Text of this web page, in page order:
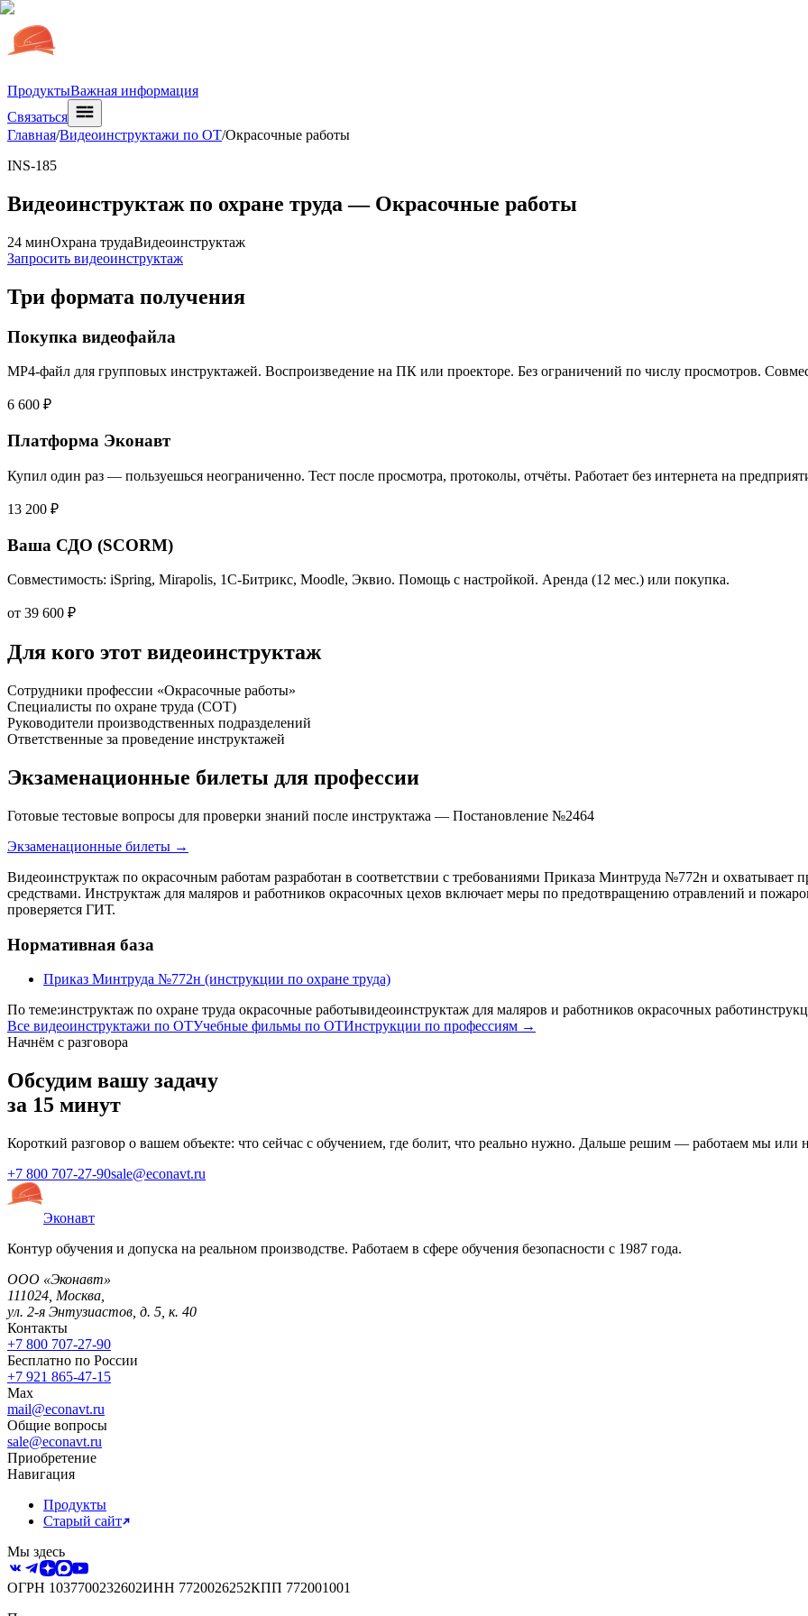
ПродуктыВажная информация
Связаться
Главная/Видеоинструктажи по ОТ/Окрасочные работы
INS-185
Видеоинструктаж по охране труда — Окрасочные работы
24 минОхрана трудаВидеоинструктаж
Запросить видеоинструктаж
Три формата получения
Покупка видеофайла
MP4-файл для групповых инструктажей. Воспроизведение на ПК или проекторе. Без ограничений по числу просмотров.
6 600 ₽
Платформа Эконавт
Купил один раз — пользуешься неограниченно. Тест после просмотра, протоколы, отчёты. Работает без интернета на
13 200 ₽
Ваша СДО (SCORM)
Совместимость: iSpring, Mirapolis, 1С-Битрикс, Moodle, Эквио. Помощь с настройкой. Аренда (12 мес.) или покупка.
от 39 600 ₽
Для кого этот видеоинструктаж
Сотрудники профессии «Окрасочные работы»
Специалисты по охране труда (СОТ)
Руководители производственных подразделений
Ответственные за проведение инструктажей
Экзаменационные билеты для профессии
Готовые тестовые вопросы для проверки знаний после инструктажа — Постановление №2464
Экзаменационные билеты →
Видеоинструктаж по окрасочным работам разработан в соответствии с требованиями Приказа Минтруда №772н и
средствами. Инструктаж для маляров и работников окрасочных цехов включает меры по предотвращению отравлений и
проверяется ГИТ.
Нормативная база
Приказ Минтруда №772н (инструкции по охране труда)
По теме:инструктаж по охране труда окрасочные работывидеоинструктаж для маляров и работников окрасочных работ
Все видеоинструктажи по ОТУчебные фильмы по ОТИнструкции по профессиям →
Начнём с разговора
Обсудим вашу задачу
за 15 минут
Короткий разговор о вашем объекте: что сейчас с обучением, где болит, что реально нужно. Дальше решим — работаем мы или
+7 800 707-27-90sale@econavt.ru
Эконавт
Контур обучения и допуска на реальном производстве. Работаем в сфере обучения безопасности с 1987 года.
ООО «Эконавт»
111024 Москва
ул. 2-я Энтузиастов, д. 5, к. 40
Контакты
+7 800 707-27-90
Бесплатно по России
+7 921 865-47-15
Max
mail@econavt.ru
Общие вопросы
sale@econavt.ru
Приобретение
Навигация
Продукты
Старый сайт
Мы здесь
ОГРН 1037700232602ИНН 7720026252КПП 772001001